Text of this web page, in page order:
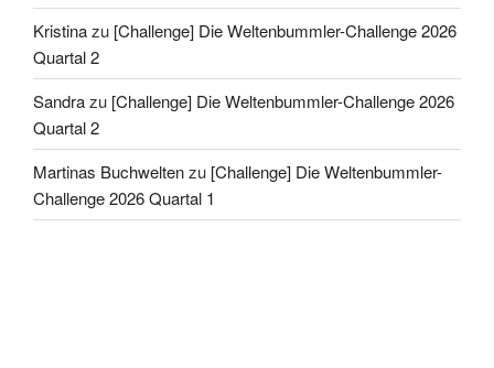
Kristinazu [Challenge] Die Weltenbummler-Challenge 2026
Quartal 2
Sandrazu [Challenge] Die Weltenbummler-Challenge 2026
Quartal 2
Martinas Buchweltenzu [Challenge] Die Weltenbummler-
Challenge 2026 Quartal 1